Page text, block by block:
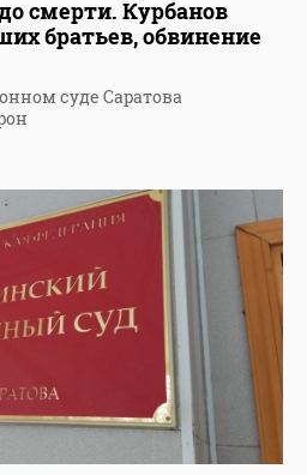
смерти. Курбанов
братьев, обвинение
суде Саратова